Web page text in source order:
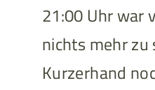
21:00 Uhr war
nichts mehr zu
Kurzerhand